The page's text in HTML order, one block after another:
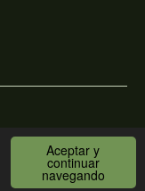
Aceptar y
continuar
navegando